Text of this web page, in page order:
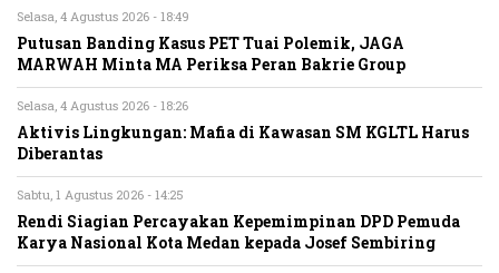
Selasa, 4 Agustus 2026 - 18:49
Putusan Banding Kasus PET Tuai Polemik, JAGA
MARWAH Minta MA Periksa Peran Bakrie Group
Selasa, 4 Agustus 2026 - 18:26
Aktivis Lingkungan: Mafia di Kawasan SM KGLTL Harus
Diberantas
Sabtu, 1 Agustus 2026 - 14:25
Rendi Siagian Percayakan Kepemimpinan DPD Pemuda
Karya Nasional Kota Medan kepada Josef Sembiring